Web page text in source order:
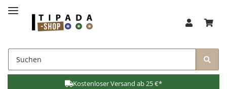
Kostenloser Versand ab 25 €*